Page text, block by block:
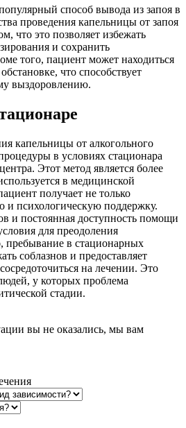
способ вывода из запоя в
проведения капельницы от запоя
что это позволяет избежать
и сохранить
того, пациент может находиться
что способствует
выздоровлению.
капельницы от алкогольного
в условиях стационара
Этот метод является более
в медицинской
получает не только
психологическую поддержку.
и постоянная доступность помощи
для преодоления
пребывание в стационарных
соблазнов и предоставляет
на лечении. Это
у которых проблема
стадии.
вы не оказались, мы вам